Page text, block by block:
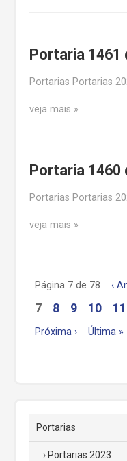
Portaria 1461
Portarias Portarias
veja mais
Portaria 1460
Portarias Portarias
veja mais
Página 7 de 78 ‹
7
8 9 10 11
Próxima › Última »
Portarias
Portarias 2023